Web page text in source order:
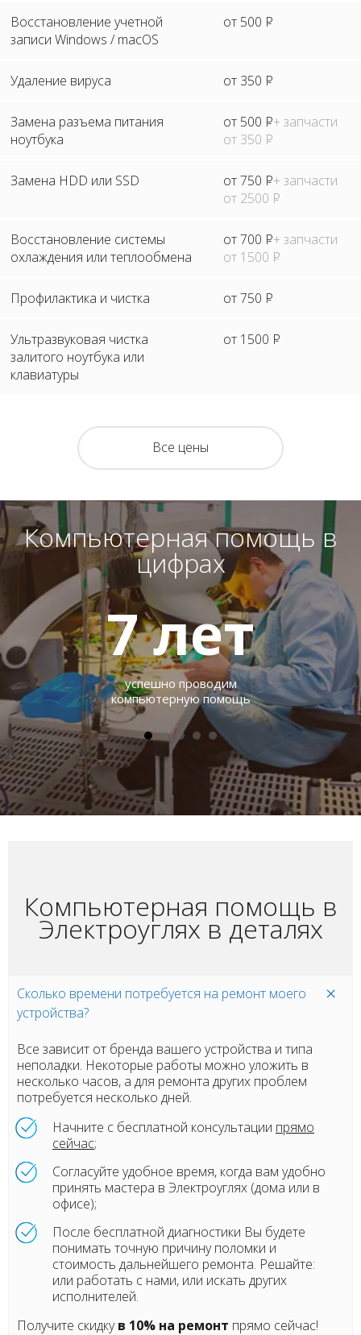
Восстановление учетной
записи Windows / macOS
от 500 Р
Удаление вируса от 350 Р
Замена разъема питания
ноутбука
от 500 Р+ запчасти
от 350 Р
Замена HDD или SSD от 750 Р+ запчасти
от 2500 Р
Восстановление системы
охлаждения или теплообмена
от 700 Р+ запчасти
от 1500 Р
Профилактика и чистка от 750 Р
Ультразвуковая чистка
залитого ноутбука или
клавиатуры
от 1500 Р
Все цены
Компьютерная помощь в
цифрах
7лет
успешно проводим
компьютерную помощь
Компьютерная помощь в
Электроуглях в деталях
Сколько времени потребуется на ремонт моего
устройства?
Все зависит от бренда вашего устройства и типа
неполадки. Некоторые работы можно уложить в
несколько часов, а для ремонта других проблем
потребуется несколько дней.
Начните с бесплатной консультации прямо
сейчас;
Согласуйте удобное время, когда вам удобно
принять мастера в Электроуглях (дома или в
офисе);
После бесплатной диагностики Вы будете
понимать точную причину поломки и
стоимость дальнейшего ремонта. Решайте:
или работать с нами, или искать других
исполнителей.
Получите скидкув 10% на ремонт прямо сейчас!